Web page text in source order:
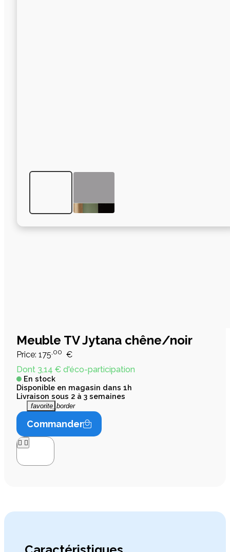
Meuble TV Jytana chêne/noir
Price: 175 ,00 €
Dont 3,14 € d'éco-participation
En stock
Disponible en magasin dans 1h
Livraison sous 2 à 3 semaines
favorite_border
Commander
 